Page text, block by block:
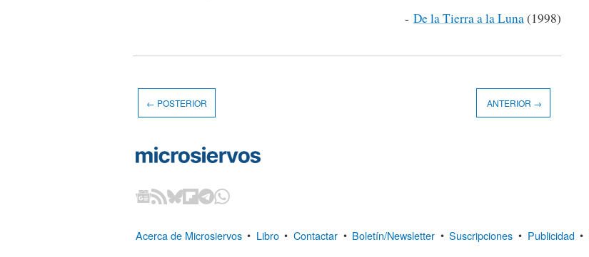
- De la Tierra a la Luna(1998)
← POSTERIOR ANTERIOR →
Acerca de Microsiervos • Libro • Contactar • Boletín/Newsletter • Suscripciones • Publicidad •